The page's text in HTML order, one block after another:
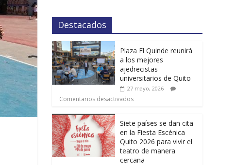
Destacados
Plaza El Quinde reunirá
a los mejores
ajedrecistas
universitarios de Quito
27 mayo, 2026
Comentarios desactivados
Siete países se dan cita
en la Fiesta Escénica
Quito 2026 para vivir el
teatro de manera
cercana